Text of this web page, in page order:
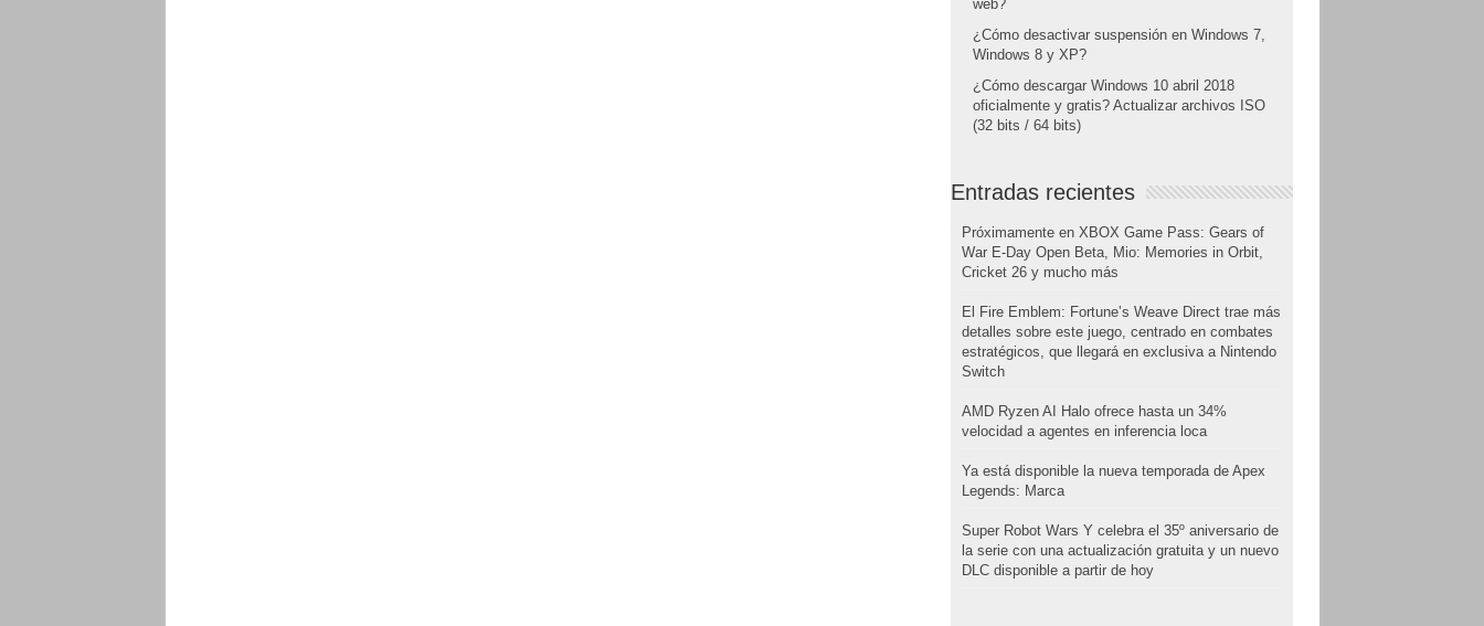
web?
¿Cómo desactivar suspensión en Windows 7,
Windows 8 y XP?
¿Cómo descargar Windows 10 abril 2018
oficialmente y gratis? Actualizar archivos ISO
(32 bits / 64 bits)
Entradas recientes
Próximamente en XBOX Game Pass: Gears of
War E-Day Open Beta, Mio: Memories in Orbit,
Cricket 26 y mucho más
El Fire Emblem: Fortune’s Weave Direct trae más
detalles sobre este juego, centrado en combates
estratégicos, que llegará en exclusiva a Nintendo
Switch
AMD Ryzen AI Halo ofrece hasta un 34%
velocidad a agentes en inferencia loca
Ya está disponible la nueva temporada de Apex
Legends: Marca
Super Robot Wars Y celebra el 35º aniversario de
la serie con una actualización gratuita y un nuevo
DLC disponible a partir de hoy